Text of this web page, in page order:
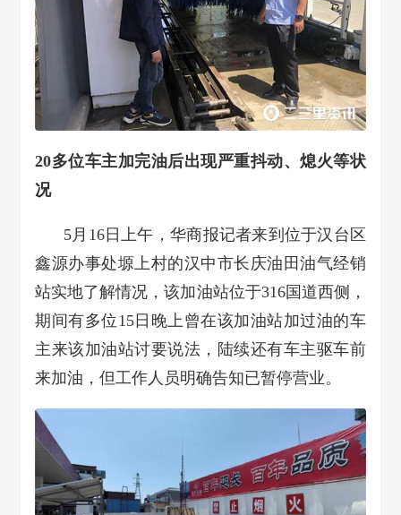
20多位车主加完油后出现严重抖动、熄火等状
况
5月16日上午，华商报记者来到位于汉台区
鑫源办事处塬上村的汉中市长庆油田油气经销
站实地了解情况，该加油站位于316国道西侧，
期间有多位15日晚上曾在该加油站加过油的车
主来该加油站讨要说法，陆续还有车主驱车前
来加油，但工作人员明确告知已暂停营业。